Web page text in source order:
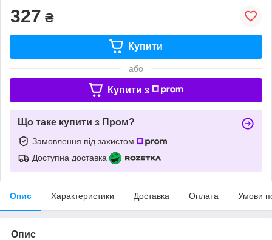
327 ₴
Купити
або
Купити з
Що таке купити з Пром?
Замовлення під захистом
Доступна доставка
Опис Характеристики Доставка Оплата Умови
Опис